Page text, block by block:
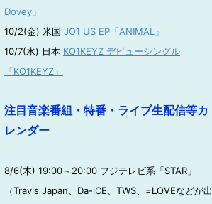
Dovey」
10/2(金) 米国 JO1 US EP「ANIMAL」
10/7(水) 日本 KO1KEYZ デビューシングル
「KO1KEYZ」
注目音楽番組・特番・ライブ生配信等カ
レンダー
8/6(木) 19:00～20:00 フジテレビ系「STAR」
（Travis Japan、Da-iCE、TWS、=LOVEなどが出